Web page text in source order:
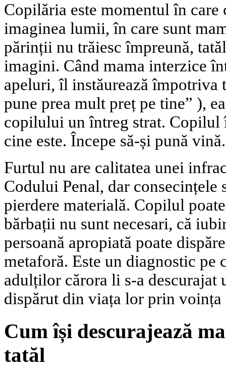
Copilăria este momentul în
imaginea lumii, în care sunt
părinții nu trăiesc împreună,
imagini. Când mama interzice
apeluri, îl instăurează împotriva
pune prea mult preț pe tine” ),
copilului un întreg strat. Copilul
cine este. Începe să-și pună
Furtul nu are calitatea unei
Codului Penal, dar consecințele
pierdere materială. Copilul
bărbații nu sunt necesari, că
persoană apropiată poate
metaforă. Este un diagnostic pe
adulților cărora li s-a descurajat
dispărut din viața lor prin
Cum își descurajează
tatăl